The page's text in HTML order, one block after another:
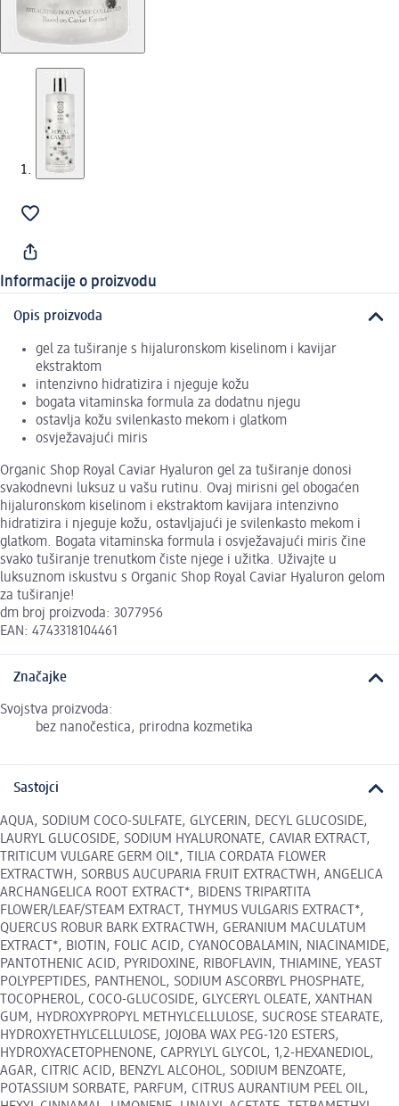
Informacije o proizvodu
Opis proizvoda
gel za tuširanje s hijaluronskom kiselinom i kavijar
ekstraktom
intenzivno hidratizira i njeguje kožu
bogata vitaminska formula za dodatnu njegu
ostavlja kožu svilenkasto mekom i glatkom
osvježavajući miris
Organic Shop Royal Caviar Hyaluron gel za tuširanje donosi
svakodnevni luksuz u vašu rutinu. Ovaj mirisni gel obogaćen
hijaluronskom kiselinom i ekstraktom kavijara intenzivno
hidratizira i njeguje kožu, ostavljajući je svilenkasto mekom i
glatkom. Bogata vitaminska formula i osvježavajući miris čine
svako tuširanje trenutkom čiste njege i užitka. Uživajte u
luksuznom iskustvu s Organic Shop Royal Caviar Hyaluron gelom
za tuširanje!
dm broj proizvoda: 3077956
EAN: 4743318104461
Značajke
Svojstva proizvoda:
bez nanočestica, prirodna kozmetika
Sastojci
AQUA, SODIUM COCO-SULFATE, GLYCERIN, DECYL GLUCOSIDE,
LAURYL GLUCOSIDE, SODIUM HYALURONATE, CAVIAR EXTRACT,
TRITICUM VULGARE GERM OIL*, TILIA CORDATA FLOWER
EXTRACTWH, SORBUS AUCUPARIA FRUIT EXTRACTWH, ANGELICA
ARCHANGELICA ROOT EXTRACT*, BIDENS TRIPARTITA
FLOWER/LEAF/STEAM EXTRACT, THYMUS VULGARIS EXTRACT*,
QUERCUS ROBUR BARK EXTRACTWH, GERANIUM MACULATUM
EXTRACT*, BIOTIN, FOLIC ACID, CYANOCOBALAMIN, NIACINAMIDE,
PANTOTHENIC ACID, PYRIDOXINE, RIBOFLAVIN, THIAMINE, YEAST
POLYPEPTIDES, PANTHENOL, SODIUM ASCORBYL PHOSPHATE,
TOCOPHEROL, COCO-GLUCOSIDE, GLYCERYL OLEATE, XANTHAN
GUM, HYDROXYPROPYL METHYLCELLULOSE, SUCROSE STEARATE,
HYDROXYETHYLCELLULOSE, JOJOBA WAX PEG-120 ESTERS,
HYDROXYACETOPHENONE, CAPRYLYL GLYCOL, 1,2-HEXANEDIOL,
AGAR, CITRIC ACID, BENZYL ALCOHOL, SODIUM BENZOATE,
POTASSIUM SORBATE, PARFUM, CITRUS AURANTIUM PEEL OIL,